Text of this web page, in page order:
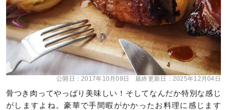
公開日：2017年10月09日 最終更新日： 2025年12月04日
骨つき肉ってやっぱり美味しい！そしてなんだか特別な感じ
がしますよね。豪華で手間暇がかかったお料理に感じます